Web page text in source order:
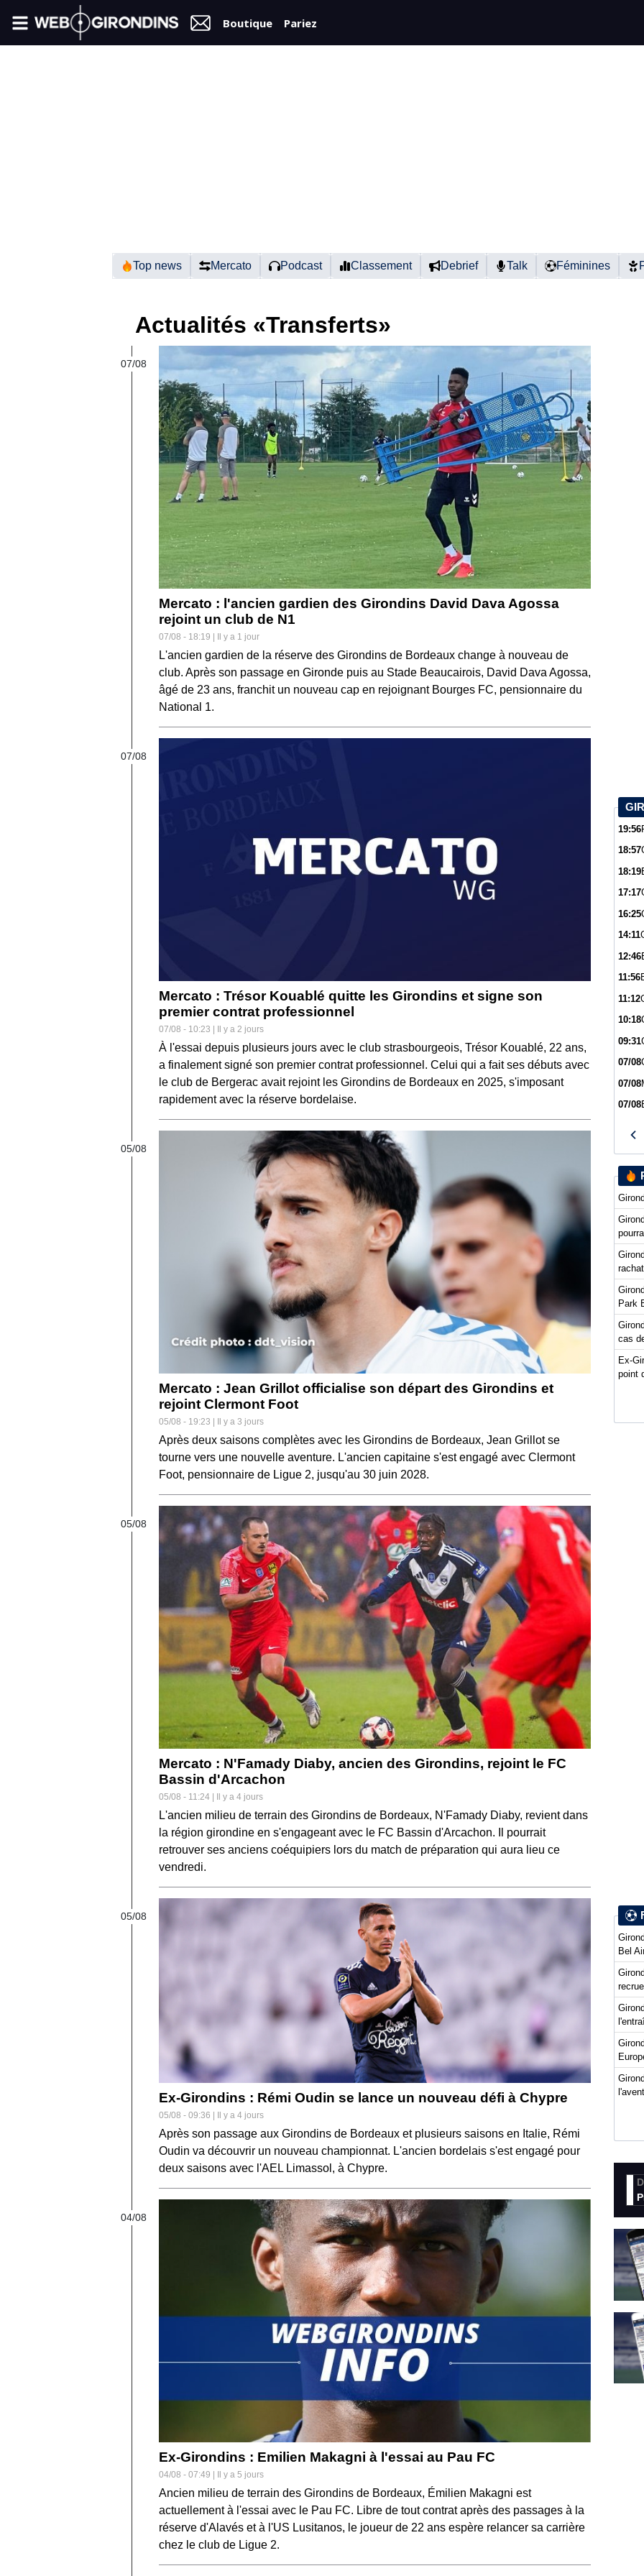
Boutique Pariez
Top news Mercato Podcast Classement Debrief Talk Féminines
Actualités «Transferts»
07/08
Mercato : l'ancien gardien des Girondins David Dava Agossa
rejoint un club de N1
07/08 - 18:19 | Il y a 1 jour
L'ancien gardien de la réserve des Girondins de Bordeaux change à nouveau de
club. Après son passage en Gironde puis au Stade Beaucairois, David Dava Agossa,
âgé de 23 ans, franchit un nouveau cap en rejoignant Bourges FC, pensionnaire du
National 1.
07/08
Mercato : Trésor Kouablé quitte les Girondins et signe son
premier contrat professionnel
07/08 - 10:23 | Il y a 2 jours
À l'essai depuis plusieurs jours avec le club strasbourgeois, Trésor Kouablé, 22 ans,
a finalement signé son premier contrat professionnel. Celui qui a fait ses débuts avec
le club de Bergerac avait rejoint les Girondins de Bordeaux en 2025, s'imposant
rapidement avec la réserve bordelaise.
05/08
Mercato : Jean Grillot officialise son départ des Girondins et
rejoint Clermont Foot
05/08 - 19:23 | Il y a 3 jours
Après deux saisons complètes avec les Girondins de Bordeaux, Jean Grillot se
tourne vers une nouvelle aventure. L'ancien capitaine s'est engagé avec Clermont
Foot, pensionnaire de Ligue 2, jusqu'au 30 juin 2028.
05/08
Mercato : N'Famady Diaby, ancien des Girondins, rejoint le FC
Bassin d'Arcachon
05/08 - 11:24 | Il y a 4 jours
L'ancien milieu de terrain des Girondins de Bordeaux, N'Famady Diaby, revient dans
la région girondine en s'engageant avec le FC Bassin d'Arcachon. Il pourrait
retrouver ses anciens coéquipiers lors du match de préparation qui aura lieu ce
vendredi.
05/08
Ex-Girondins : Rémi Oudin se lance un nouveau défi à Chypre
05/08 - 09:36 | Il y a 4 jours
Après son passage aux Girondins de Bordeaux et plusieurs saisons en Italie, Rémi
Oudin va découvrir un nouveau championnat. L'ancien bordelais s'est engagé pour
deux saisons avec l'AEL Limassol, à Chypre.
04/08
Ex-Girondins : Emilien Makagni à l'essai au Pau FC
04/08 - 07:49 | Il y a 5 jours
Ancien milieu de terrain des Girondins de Bordeaux, Émilien Makagni est
actuellement à l'essai avec le Pau FC. Libre de tout contrat après des passages à la
réserve d'Alavés et à l'US Lusitanos, le joueur de 22 ans espère relancer sa carrière
chez le club de Ligue 2.
19:56
18:57
18:19
17:17
16:25
14:11
12:46
11:56
11:12
10:18
09:31
07/08
07/08
07/08
Park
cas
Ex-
point
Bel